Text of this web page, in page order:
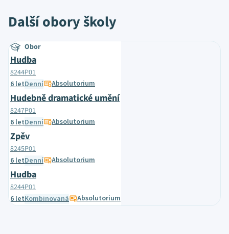
Další obory školy
Obor
Hudba
8244P01
6 letDenní Absolutorium
Hudebně dramatické umění
8247P01
6 letDenní Absolutorium
Zpěv
8245P01
6 letDenní Absolutorium
Hudba
8244P01
6 letKombinovaná Absolutorium